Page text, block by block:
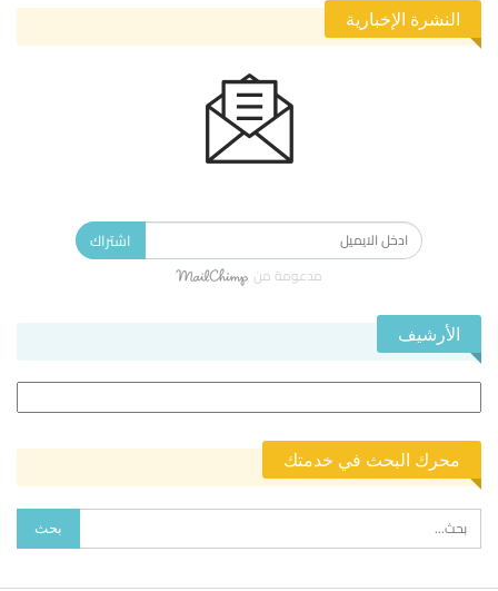
النشرة الإخبارية
اشتراك
مدعومة من
الأرشيف
محرك البحث في خدمتك